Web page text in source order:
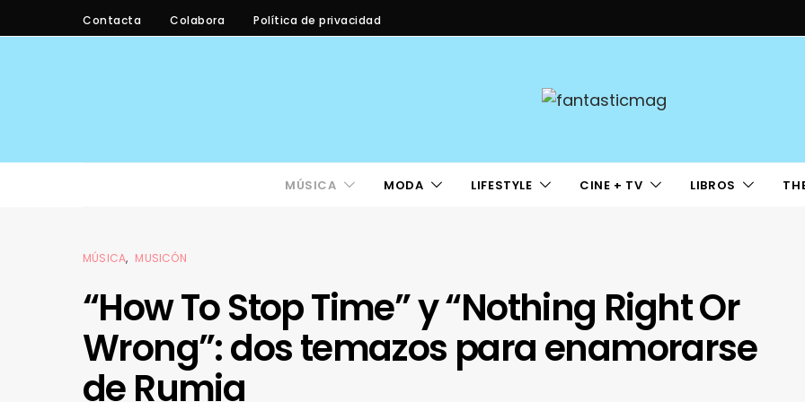
Contacta Colabora Política de privacidad
MÚSICA MODA LIFESTYLE CINE + TV LIBROS
MÚSICA MUSICÓN
“How To Stop Time” y “Nothing Right Or
Wrong”: dos temazos para enamorarse
de Rumia